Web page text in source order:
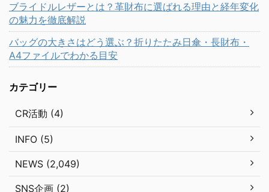
ブライドルレザーとは？革財布に選ばれる理由と経年変化
の魅力を徹底解説
バッグの大きさはどう選ぶ？折りたたみ日傘・長財布・
A4ファイルでわかる目安
カテゴリー
CR活動 (4)
INFO (5)
NEWS (2,049)
SNS企画 (2)